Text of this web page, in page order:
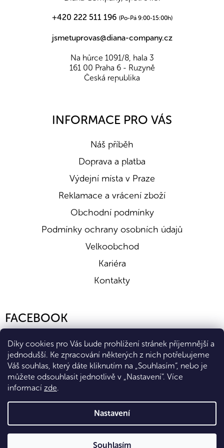
Díky cookies pro Vás bude prohlížení stránek příjemnější a
jednodušší. Ke zpracování některých z nich potřebujeme
Váš souhlas, který dáte kliknutím na „Souhlasím“, nebo je
můžete odsouhlasit jednotlivě v „Nastavení“. Více
informací zde.
Nastavení
Souhlasím
+420 222 511 196 (Po-Pá 9:00-15:00h)
jsmetuprovas@diana-company.cz
Na hůrce 1091/8, hala 3
161 00 Praha 6 - Ruzyně
Česká republika
INFORMACE PRO VÁS
Náš příběh
Doprava a platba
Výdejní místa v Praze
Reklamace a vrácení zboží
Obchodní podmínky
Podmínky ochrany osobních údajů
Velkoobchod
Kariéra
Kontakty
FACEBOOK
Vytvořil Shoptet Premium
Copyright 2026Eshop Diana Company, spol. s r.o.. Všechna
práva vyhrazena.